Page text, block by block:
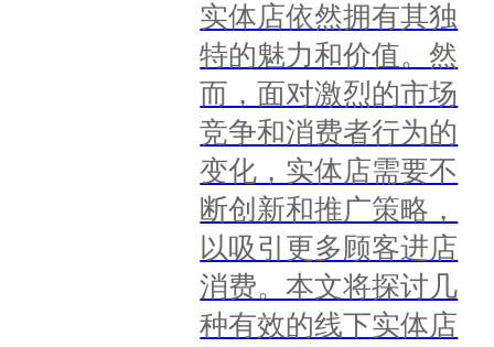
实体店依然拥有其独
特的魅力和价值。然
而，面对激烈的市场
竞争和消费者行为的
变化，实体店需要不
断创新和推广策略，
以吸引更多顾客进店
消费。本文将探讨几
种有效的线下实体店